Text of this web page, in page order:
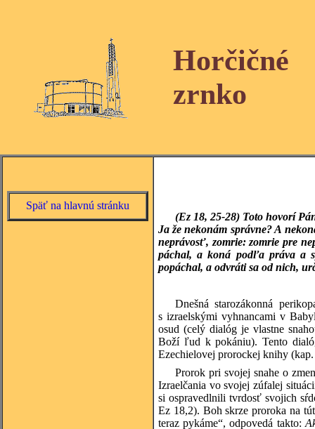
Horčičné
zrnko
Späť na hlavnú stránku
(Ez 18, 25-28) Toto hovorí
Ja že nekonám správne? A
neprávosť, zomrie: zomrie pre
páchal, a koná podľa práva a
popáchal, a odvráti sa od nich,
Dnešná starozákonná
s izraelskými vyhnancami v
osud (celý dialóg je vlastne
Boží ľud k pokániu). Tento
Ezechielovej prorockej knihy
Prorok pri svojej snahe o
Izraelčania vo svojej zúfalej
si ospravedlnili tvrdosť svojich
Ez 18,2). Boh skrze proroka na
teraz pykáme“, odpovedá takto: